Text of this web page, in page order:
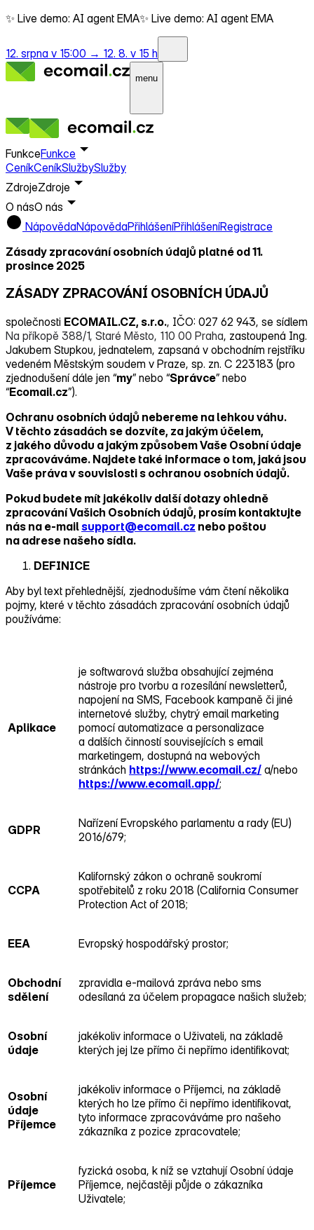
✨ Live demo: AI agent EMA✨ Live demo: AI agent EMA
12. srpna v 15:00 → 12. 8. v 15 h
menu
FunkceFunkce
CeníkCeníkSlužbySlužby
ZdrojeZdroje
O násO nás
NápovědaNápovědaPřihlášeníPřihlášeníRegistrace
Zásady zpracování osobních údajů platné od 11.
prosince 2025
ZÁSADY ZPRACOVÁNÍ OSOBNÍCH ÚDAJŮ
společnosti ECOMAIL.CZ, s.r.o., IČO: 027 62 943, se sídlem
Na příkopě 388/1, Staré Město, 110 00 Praha, zastoupená Ing.
Jakubem Stupkou, jednatelem, zapsaná v obchodním rejstříku
vedeném Městským soudem v Praze, sp. zn. C 223183 (pro
zjednodušení dále jen “my” nebo “Správce” nebo
“Ecomail.cz”).
Ochranu osobních údajů nebereme na lehkou váhu.
V těchto zásadách se dozvíte, za jakým účelem,
z jakého důvodu a jakým způsobem Vaše Osobní údaje
zpracováváme. Najdete také informace o tom, jaká jsou
Vaše práva v souvislosti s ochranou osobních údajů.
Pokud budete mít jakékoliv další dotazy ohledně
zpracování Vašich Osobních údajů, prosím kontaktujte
nás na e‑mail support@ecomail.cz nebo poštou
na adrese našeho sídla.
DEFINICE
Aby byl text přehlednější, zjednodušíme vám čtení několika
pojmy, které v těchto zásadách zpracování osobních údajů
používáme:
Aplikace
je softwarová služba obsahující zejména
nástroje pro tvorbu a rozesílání newsletterů,
napojení na SMS, Facebook kampaně či jiné
internetové služby, chytrý email marketing
pomocí automatizace a personalizace
a dalších činností souvisejících s email
marketingem, dostupná na webových
stránkách https://www.ecomail.cz/ a/nebo
https://www.ecomail.app/;
GDPR
Nařízení Evropského parlamentu a rady (EU)
2016/679;
CCPA
Kalifornský zákon o ochraně soukromí
spotřebitelů z roku 2018 (California Consumer
Protection Act of 2018;
EEA Evropský hospodářský prostor;
Obchodní
sdělení
zpravidla e‑mailová zpráva nebo sms
odesílaná za účelem propagace našich služeb;
Osobní
údaje
jakékoliv informace o Uživateli, na základě
kterých jej lze přímo či nepřímo identifikovat;
Osobní
údaje
Příjemce
jakékoliv informace o Příjemci, na základě
kterých ho lze přímo či nepřímo identifikovat,
tyto informace zpracováváme pro našeho
zákazníka z pozice zpracovatele;
Příjemce
fyzická osoba, k níž se vztahují Osobní údaje
Příjemce, nejčastěji půjde o zákazníka
Uživatele;